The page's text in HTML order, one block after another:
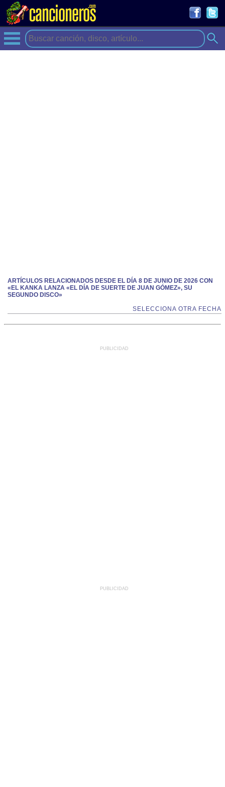
ARTÍCULOS RELACIONADOS DESDE EL DÍA 8 DE JUNIO DE 2026 CON
«EL KANKA LANZA «EL DÍA DE SUERTE DE JUAN GÓMEZ», SU
SEGUNDO DISCO»
SELECCIONA OTRA FECHA
PUBLICIDAD
PUBLICIDAD